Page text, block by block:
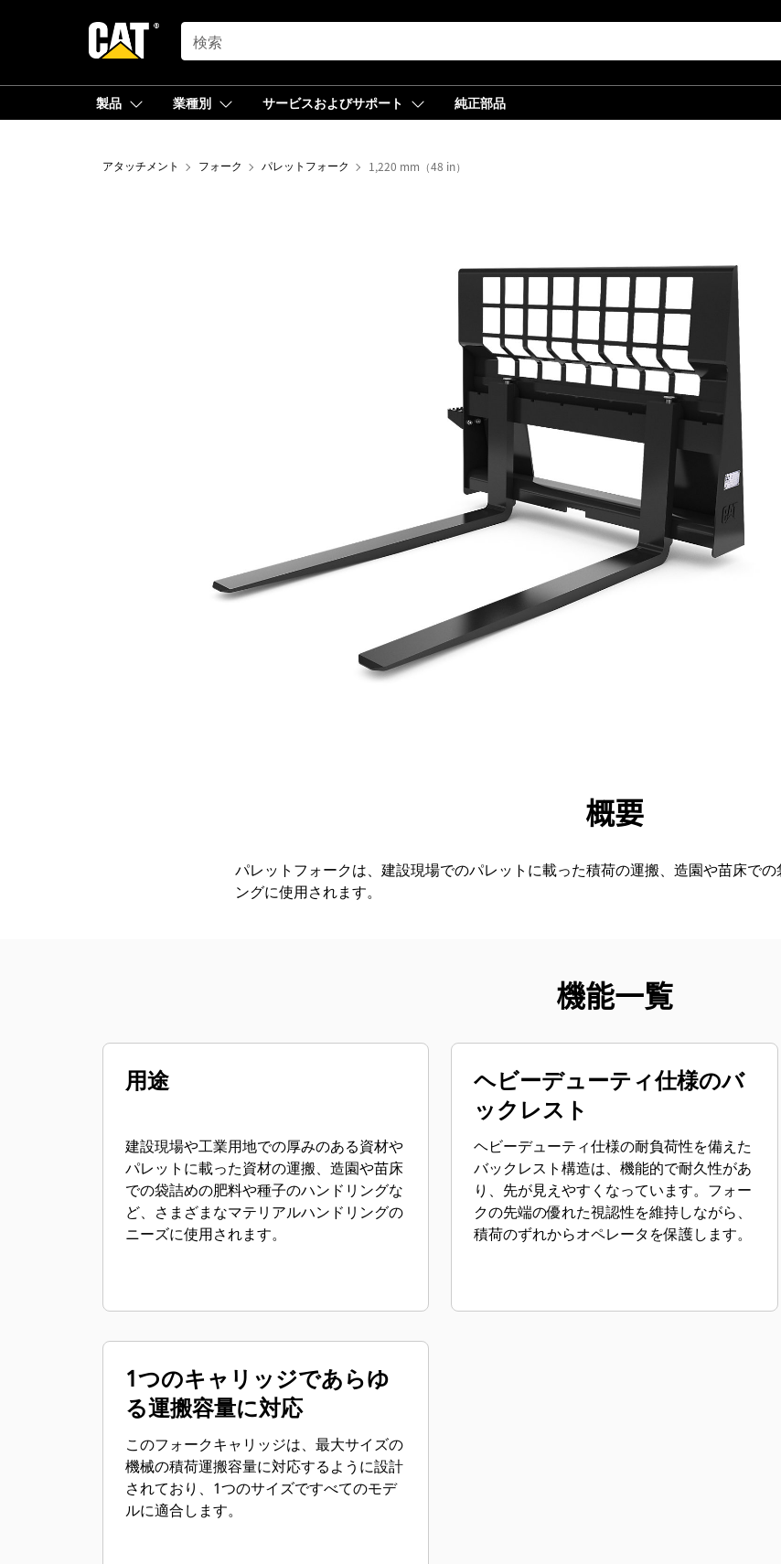
SEARCH
製品 業種別 サービスおよびサポート 純正部品
アタッチメント フォーク パレットフォーク 1,220 mm（48 in）
ツアー
概要
パレットフォークは、建設現場でのパレットに載った積荷の運搬、造園や苗床で
ングに使用されます。
機能一覧
用途
建設現場や工業用地での厚みのある資材や
パレットに載った資材の運搬、造園や苗床
での袋詰めの肥料や種子のハンドリングな
ど、さまざまなマテリアルハンドリングの
ニーズに使用されます。
ヘビーデューティ仕様のバ
ックレスト
ヘビーデューティ仕様の耐負荷性を備えた
バックレスト構造は、機能的で耐久性があ
り、先が見えやすくなっています。フォー
クの先端の優れた視認性を維持しながら、
積荷のずれからオペレータを保護します。
1つのキャリッジであらゆ
る運搬容量に対応
このフォークキャリッジは、最大サイズの
機械の積荷運搬容量に対応するように設計
されており、1つのサイズですべてのモデ
ルに適合します。